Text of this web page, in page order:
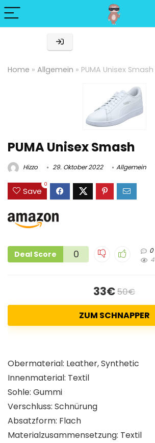
Home » Allgemein » PUMA Unisex Smash
PUMA Unisex Smash
Hizzo 29. Oktober 2022 Allgemein
Save
0
Deal Score 0
0
4
33€50€
ZUM SCHNAPPER
Obermaterial: Leather, Synthetic
Innenmaterial: Textil
Sohle: Gummi
Verschluss: Schnürung
Absatzform: Flach
Materialzusammensetzung: Textil